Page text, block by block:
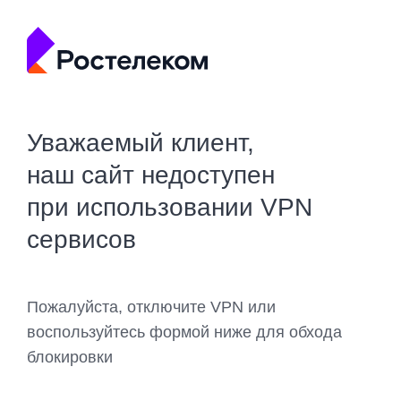
Уважаемый клиент,
наш сайт недоступен
при использовании VPN
сервисов
Пожалуйста, отключите VPN или
воспользуйтесь формой ниже для обхода
блокировки